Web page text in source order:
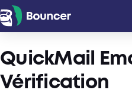
Aller
au
QuickMail
Vérification